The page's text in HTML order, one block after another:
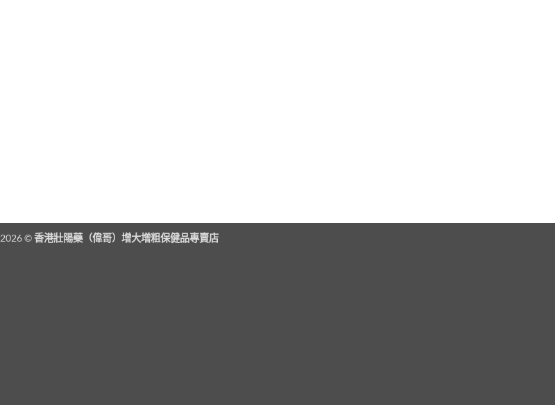
©香港壯陽藥（偉哥）增大增粗保健品專賣店